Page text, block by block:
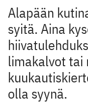
Alapään
syitä. Aina
limakalvot tai
olla syynä.